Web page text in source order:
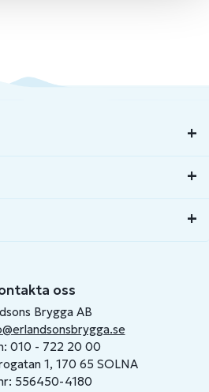
oss
Brygga AB
010 - 722 20 00
1, 170 65 SOLNA
556450-4180